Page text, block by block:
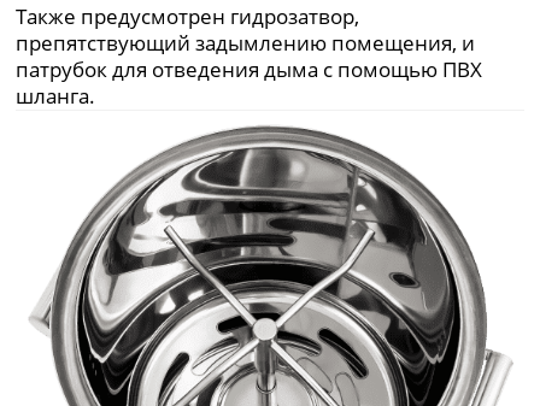
Также предусмотрен гидрозатвор,
препятствующий задымлению помещения, и
патрубок для отведения дыма с помощью ПВХ
шланга.